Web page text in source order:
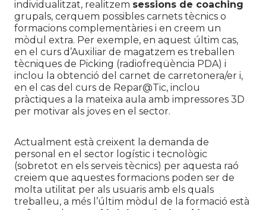
individualitzat, realitzem sessions de coaching
grupals, cerquem possibles carnets tècnics o
formacions complementàries i en creem un
mòdul extra. Per exemple, en aquest últim cas,
en el curs d’Auxiliar de magatzem es treballen
tècniques de Picking (radiofreqüència PDA) i
inclou la obtenció del carnet de carretonera/er i,
en el cas del curs de Repar@Tic, inclou
pràctiques a la mateixa aula amb impressores 3D
per motivar als joves en el sector.
Actualment està creixent la demanda de
personal en el sector logístic i tecnològic
(sobretot en els serveis tècnics) per aquesta raó
creiem que aquestes formacions poden ser de
molta utilitat per als usuaris amb els quals
treballeu, a més l’últim mòdul de la formació està